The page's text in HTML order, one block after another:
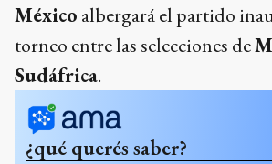
México albergará el partido
torneo entre las selecciones de
Sudáfrica.
¿qué querés saber?